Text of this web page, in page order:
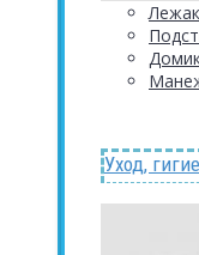
Уход,